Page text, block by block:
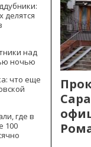
делятся
над
ночью
что еще
где в
100